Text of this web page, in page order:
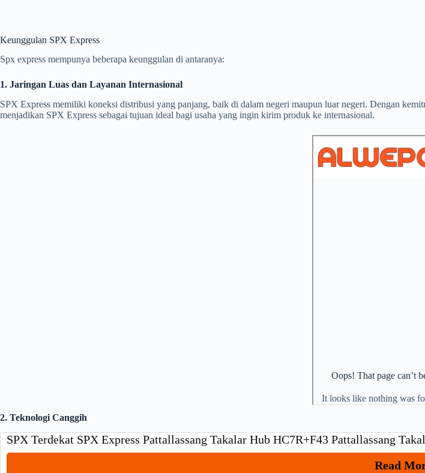
Keunggulan SPX Express
Spx express mempunya beberapa keunggulan di antaranya:
1. Jaringan Luas dan Layanan Internasional
SPX Express memiliki koneksi distribusi yang panjang, baik di dalam negeri maupun luar negeri. Dengan
menjadikan SPX Express sebagai tujuan ideal bagi usaha yang ingin kirim produk ke internasional.
2. Teknologi Canggih
SPX Terdekat SPX Express Pattallassang Takalar Hub HC7R+F43 Pattallassang
Read